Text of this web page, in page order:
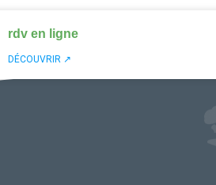
rdv en ligne
DÉCOUVRIR ↗